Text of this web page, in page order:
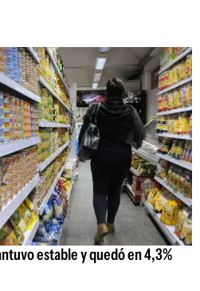
estable y quedó en 4,3%